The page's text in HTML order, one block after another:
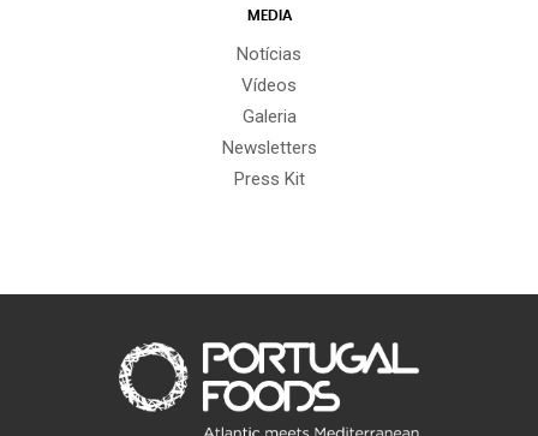
MEDIA
Notícias
Vídeos
Galeria
Newsletters
Press Kit